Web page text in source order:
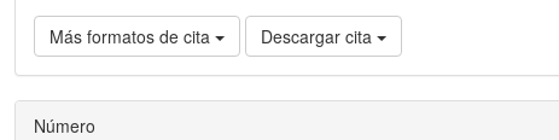
Más formatos de cita Descargar cita
Número